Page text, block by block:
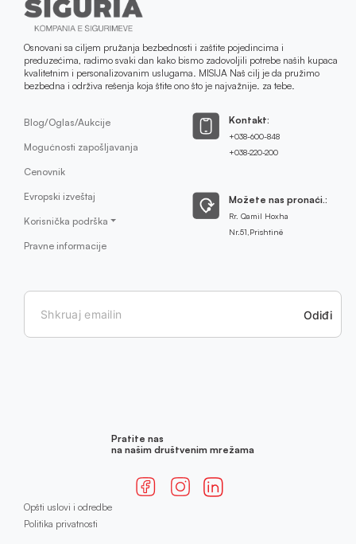
Osnovani sa ciljem pružanja bezbednosti i zaštite pojedincima i
preduzećima, radimo svaki dan kako bismo zadovoljili potrebe naših kupaca
kvalitetnim i personalizovanim uslugama. MISIJA Naš cilj je da pružimo
bezbedna i održiva rešenja koja štite ono što je najvažnije. za tebe.
Blog/Oglas/Aukcije
Mogućnosti zapošljavanja
Cenovnik
Evropski izveštaj
Korisnička podrška
Pravne informacije
Kontakt:
+038-600-848
+038-220-200
Možete nas pronaći.:
Rr. Qamil Hoxha
Nr.51,Prishtinë
Odiđi
Pratite nas
na našim društvenim mrežama
Opšti uslovi i odredbe
Politika privatnosti